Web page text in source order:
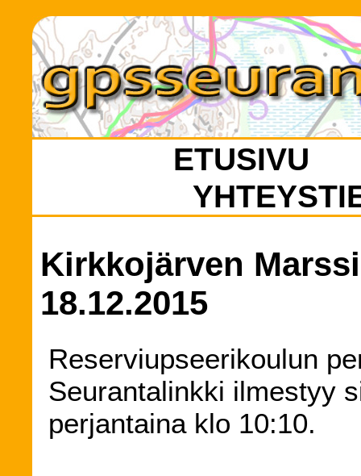
ETUSIVU
Kirkkojärven
18.12.2015
Reserviupseerikoulun
Seurantalinkki ilmestyy
perjantaina klo 10:10.